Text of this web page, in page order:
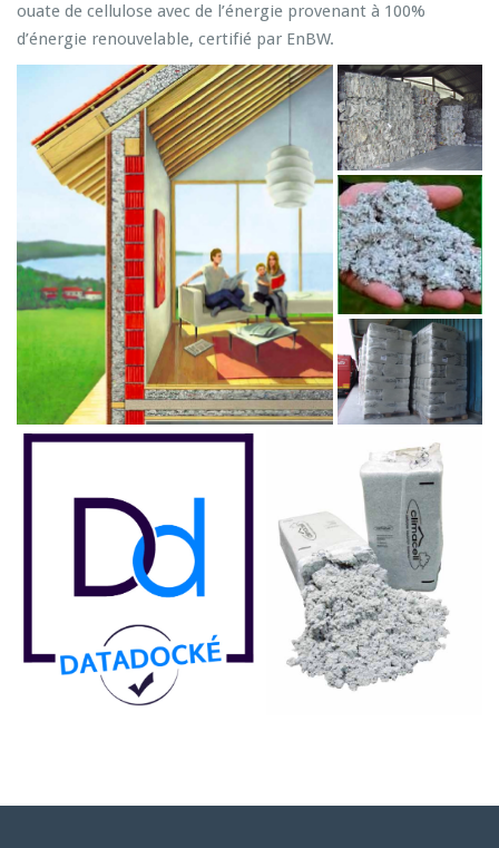
ouate de cellulose avec de l’énergie provenant à 100%
d’énergie renouvelable, certifié par EnBW.